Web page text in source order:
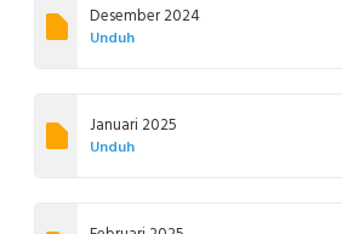
Desember 2024
Unduh
Januari 2025
Unduh